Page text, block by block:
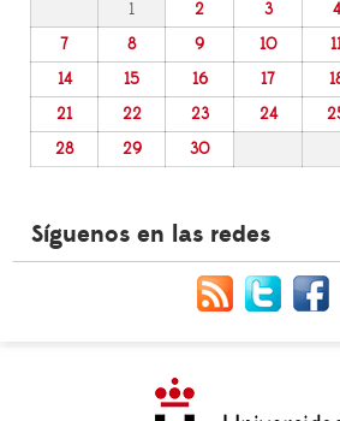
1 2 3 4
7
8 9 10
14
15 16 17
21
22 23 24
28
29 30
Síguenos en las redes